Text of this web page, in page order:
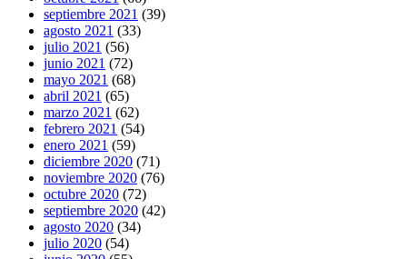
septiembre 2021 (39)
agosto 2021 (33)
julio 2021 (56)
junio 2021 (72)
mayo 2021 (68)
abril 2021 (65)
marzo 2021 (62)
febrero 2021 (54)
enero 2021 (59)
diciembre 2020 (71)
noviembre 2020 (76)
octubre 2020 (72)
septiembre 2020 (42)
agosto 2020 (34)
julio 2020 (54)